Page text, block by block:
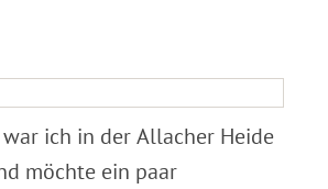
war ich in der Allacher Heide
möchte ein paar